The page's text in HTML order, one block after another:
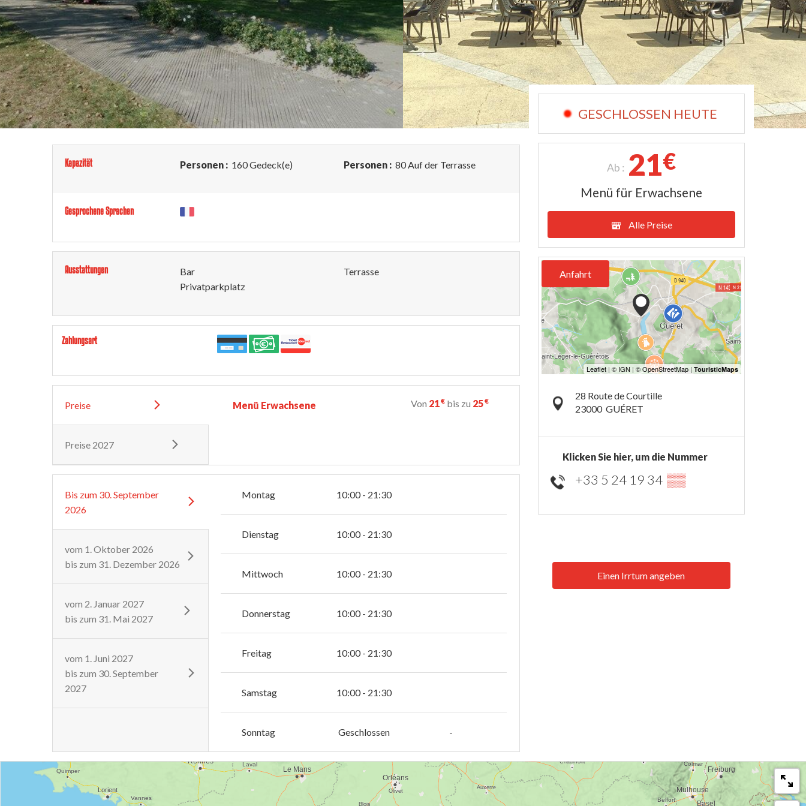
Kapazität Personen : 160 Gedeck(e) Personen : 80 Auf der Terrasse
Gesprochene Sprachen
Ausstattungen
Bar
Privatparkplatz
Terrasse
Zahlungsart
Preise
Preise 2027
Menü Erwachsene Von 21€ bis zu 25€
Bis zum 30. September
2026
vom 1. Oktober 2026
bis zum 31. Dezember 2026
vom 2. Januar 2027
bis zum 31. Mai 2027
vom 1. Juni 2027
bis zum 30. September
2027
Montag 10:00 - 21:30
Dienstag 10:00 - 21:30
Mittwoch 10:00 - 21:30
Donnerstag 10:00 - 21:30
Freitag 10:00 - 21:30
Samstag 10:00 - 21:30
Sonntag Geschlossen -
GESCHLOSSEN HEUTE
Ab : 21€
Menü für Erwachsene
Alle Preise
Anfahrt
28 Route de Courtille
23000 GUÉRET
Klicken Sie hier, um die Nummer
+33 5 24 19 34 ▒▒
Einen Irrtum angeben